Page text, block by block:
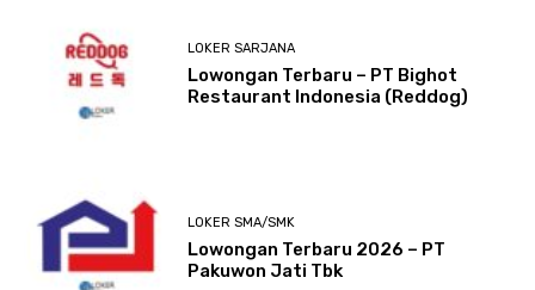
LOKER SARJANA
Lowongan Terbaru – PT Bighot
Restaurant Indonesia (Reddog)
LOKER SMA/SMK
Lowongan Terbaru 2026 – PT
Pakuwon Jati Tbk